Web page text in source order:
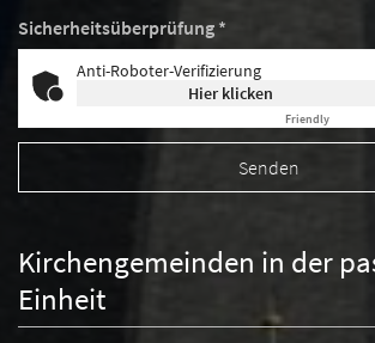
Sicherheitsüberprüfung *
Anti-Roboter-Verifizierung
Hier klicken
Friendly
Kirchengemeinden in der
Einheit